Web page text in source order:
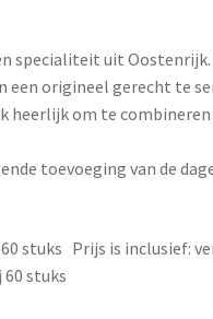
specialiteit uit Oostenrijk.
een origineel gerecht te
heerlijk om te combineren
toevoeging van de
stuks Prijs is inclusief:
stuks